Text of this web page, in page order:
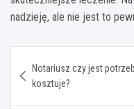
nadzieję, ale nie jest to
wpisu
Notariusz czy jest
kosztuje?